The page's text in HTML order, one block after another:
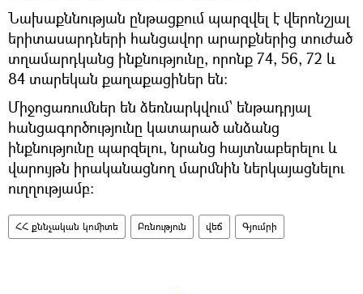
Նախաքննության ընթացքում պարզվել է վերոնշյալ
երիտասարդների հանցավոր արարքներից տուժած
տղամարդկանց ինքնությունը, որոնք 74, 56, 72 և
84 տարեկան քաղաքացիներ են:
Միջոցառումներ են ձեռնարկվում՝ ենթադրյալ
հանցագործությունը կատարած անձանց
ինքնությունը պարզելու, նրանց հայտնաբերելու և
վարույթն իրականացնող մարմնին ներկայացնելու
ուղղությամբ:
ՀՀ քննչական կոմիտե Բռնություն վեճ Գյումրի